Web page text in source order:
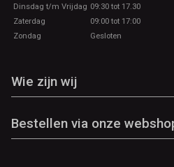
Dinsdag t/m Vrijdag 09:30 tot 17.30
Zaterdag
09:00 tot 17:00
Zondag
Gesloten
Wie zijn wij
Bestellen via onze